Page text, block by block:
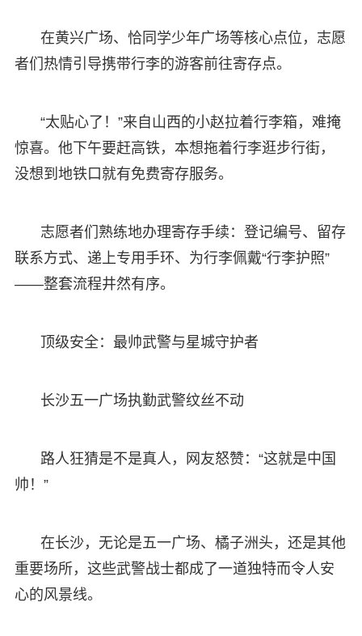
在黄兴广场、恰同学少年广场等核心点位，志愿
者们热情引导携带行李的游客前往寄存点。
“太贴心了！”来自山西的小赵拉着行李箱，难掩
惊喜。他下午要赶高铁，本想拖着行李逛步行街，
没想到地铁口就有免费寄存服务。
志愿者们熟练地办理寄存手续：登记编号、留存
联系方式、递上专用手环、为行李佩戴“行李护照”
——整套流程井然有序。
顶级安全：最帅武警与星城守护者
长沙五一广场执勤武警纹丝不动
路人狂猜是不是真人，网友怒赞：“这就是中国
帅！”
在长沙，无论是五一广场、橘子洲头，还是其他
重要场所，这些武警战士都成了一道独特而令人安
心的风景线。